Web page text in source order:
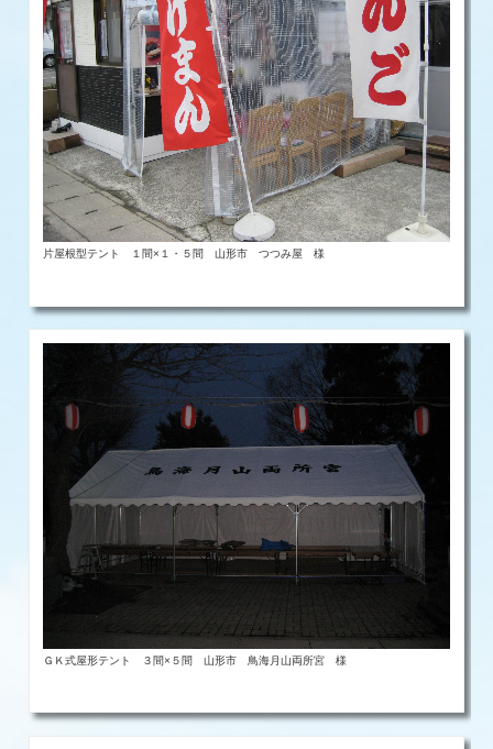
片屋根型テント １間×１・５間 山形市 つつみ屋 様
ＧＫ式屋形テント ３間×５間 山形市 鳥海月山両所宮 様